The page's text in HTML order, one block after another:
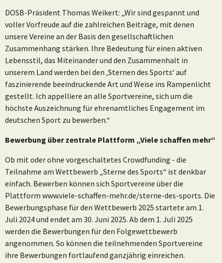
DOSB-Präsident Thomas Weikert: „Wir sind gespannt und
voller Vorfreude auf die zahlreichen Beiträge, mit denen
unsere Vereine an der Basis den gesellschaftlichen
Zusammenhang stärken. Ihre Bedeutung für einen aktiven
Lebensstil, das Miteinander und den Zusammenhalt in
unserem Land werden bei den ‚Sternen des Sports‘ auf
faszinierende beeindruckende Art und Weise ins Rampenlicht
gestellt. Ich appelliere an alle Sportvereine, sich um die
höchste Auszeichnung für ehrenamtliches Engagement im
deutschen Sport zu bewerben.“
Bewerbung über zentrale Plattform „Viele schaffen mehr“
Ob mit oder ohne vorgeschaltetes Crowdfunding - die
Teilnahme am Wettbewerb „Sterne des Sports“ ist denkbar
einfach. Bewerben können sich Sportvereine über die
Plattform www.viele-schaffen-mehr.de/sterne-des-sports. Die
Bewerbungsphase für den Wettbewerb 2025 startete am 1.
Juli 2024 und endet am 30. Juni 2025. Ab dem 1. Juli 2025
werden die Bewerbungen für den Folgewettbewerb
angenommen. So können die teilnehmenden Sportvereine
ihre Bewerbungen fortlaufend ganzjährig einreichen.